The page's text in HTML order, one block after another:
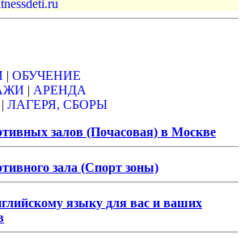
| ОБУЧЕНИЕ
| АРЕНДА
| ЛАГЕРЯ, СБОРЫ
залов (Почасовая) в Москве
зала (Спорт зоны)
языку для вас и ваших